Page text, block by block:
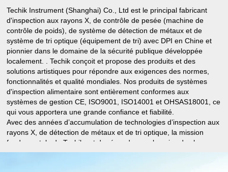
Techik Instrument (Shanghai) Co., Ltd est le principal fabricant
d'inspection aux rayons X, de contrôle de pesée (machine de
contrôle de poids), de système de détection de métaux et de
système de tri optique (équipement de tri) avec DPI en Chine et
pionnier dans le domaine de la sécurité publique développée
localement. . Techik conçoit et propose des produits et des
solutions artistiques pour répondre aux exigences des normes,
fonctionnalités et qualité mondiales. Nos produits de systèmes
d'inspection alimentaire sont entièrement conformes aux
systèmes de gestion CE, ISO9001, ISO14001 et OHSAS18001, ce
qui vous apportera une grande confiance et fiabilité.
Avec des années d’accumulation de technologies d’inspection aux
rayons X, de détection de métaux et de tri optique, la mission
fondamentale de Techik est de répondre aux besoins de chaque
client avec l’excellence technologique, une plate-forme de